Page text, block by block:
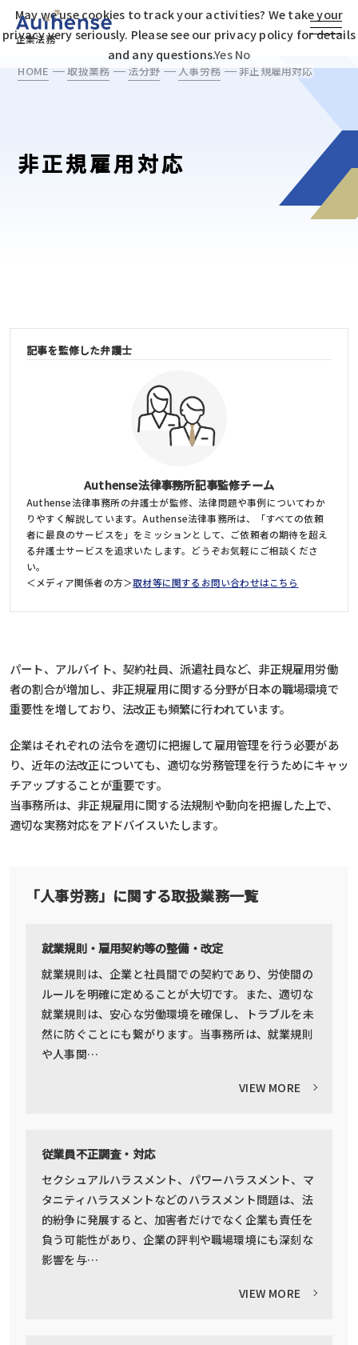
企業法務
HOME 取扱業務 法分野 人事労務 非正規雇用対応
非正規雇用対応
記事を監修した弁護士
Authense法律事務所記事監修チーム
Authense法律事務所の弁護士が監修、法律問題や事例についてわか
りやすく解説しています。Authense法律事務所は、「すべての依頼
者に最良のサービスを」をミッションとして、ご依頼者の期待を超え
る弁護士サービスを追求いたします。どうぞお気軽にご相談くださ
い。
＜メディア関係者の方＞取材等に関するお問い合わせはこちら
パート、アルバイト、契約社員、派遣社員など、非正規雇用労働
者の割合が増加し、非正規雇用に関する分野が日本の職場環境で
重要性を増しており、法改正も頻繁に行われています。
企業はそれぞれの法令を適切に把握して雇用管理を行う必要があ
り、近年の法改正についても、適切な労務管理を行うためにキャッ
チアップすることが重要です。
当事務所は、非正規雇用に関する法規制や動向を把握した上で、
適切な実務対応をアドバイスいたします。
「人事労務」に関する取扱業務一覧
就業規則・雇用契約等の整備・改定
就業規則は、企業と社員間での契約であり、労使間の
ルールを明確に定めることが大切です。また、適切な
就業規則は、安心な労働環境を確保し、トラブルを未
然に防ぐことにも繋がります。当事務所は、就業規則
や人事関…
VIEW MORE
従業員不正調査・対応
セクシュアルハラスメント、パワーハラスメント、マ
タニティハラスメントなどのハラスメント問題は、法
的紛争に発展すると、加害者だけでなく企業も責任を
負う可能性があり、企業の評判や職場環境にも深刻な
影響を与…
VIEW MORE
May we use cookies to track your activities? We take your
privacy very seriously. Please see our privacy policy for details
and any questions.Yes No